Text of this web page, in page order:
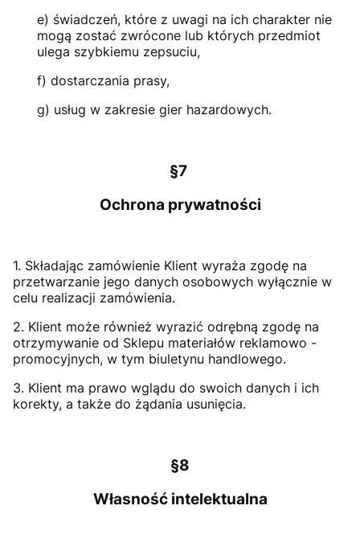
e) świadczeń, które z uwagi na ich charakter nie
mogą zostać zwrócone lub których przedmiot
ulega szybkiemu zepsuciu,
f) dostarczania prasy,
g) usług w zakresie gier hazardowych.
§7
Ochrona prywatności
1. Składając zamówienie Klient wyraża zgodę na
przetwarzanie jego danych osobowych wyłącznie w
celu realizacji zamówienia.
2. Klient może również wyrazić odrębną zgodę na
otrzymywanie od Sklepu materiałów reklamowo -
promocyjnych, w tym biuletynu handlowego.
3. Klient ma prawo wglądu do swoich danych i ich
korekty, a także do żądania usunięcia.
§8
Własność intelektualna